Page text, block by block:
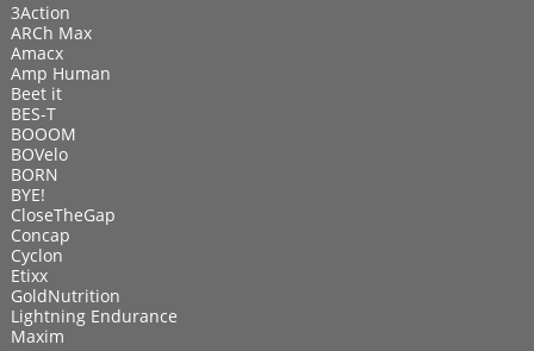
3Action
ARCh Max
Amacx
Amp Human
Beet it
BES-T
BOOOM
BOVelo
BORN
BYE!
CloseTheGap
Concap
Cyclon
Etixx
GoldNutrition
Lightning Endurance
Maxim